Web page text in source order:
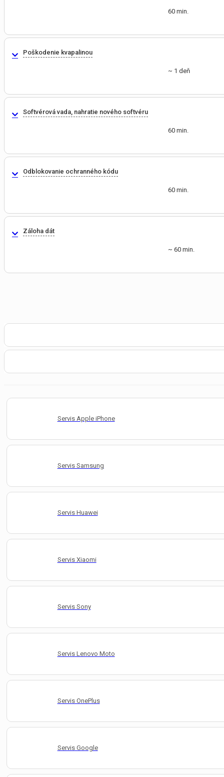
60 min.
Poškodenie kvapalinou
~ 1 deň
Softvérová vada, nahratie nového softvéru
60 min.
Odblokovanie ochranného kódu
60 min.
Záloha dát
~ 60 min.
Servis Apple iPhone
Servis Samsung
Servis Huawei
Servis Xiaomi
Servis Sony
Servis Lenovo Moto
Servis OnePlus
Servis Google